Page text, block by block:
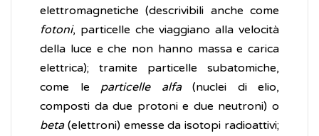
elettromagnetiche (descrivibili anche come
fotoni, particelle che viaggiano alla velocità
della luce e che non hanno massa e carica
elettrica); tramite particelle subatomiche,
come le particelle alfa(nuclei di elio,
composti da due protoni e due neutroni) o
beta(elettroni) emesse da isotopi radioattivi;